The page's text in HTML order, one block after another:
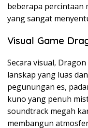
beberapa percintaan
yang sangat
Visual Game
Secara visual,
lanskap yang luas
pegunungan es,
kuno yang penuh
soundtrack megah
membangun